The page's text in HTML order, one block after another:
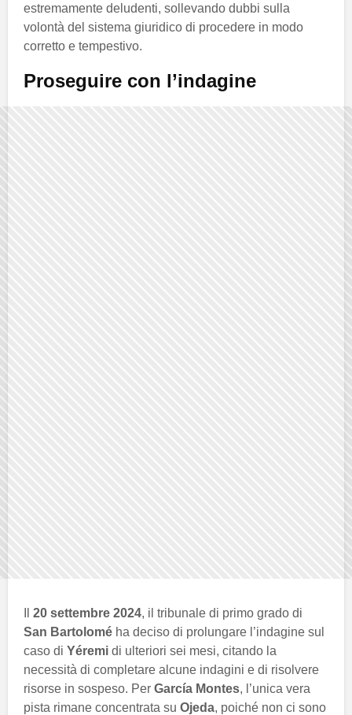
estremamente deludenti, sollevando dubbi sulla
volontà del sistema giuridico di procedere in modo
corretto e tempestivo.
Proseguire con l’indagine
20 settembre 2024, il tribunale di primo grado di
San Bartolomé ha deciso di prolungare l’indagine sul
caso di Yéremi di ulteriori sei mesi, citando la
necessità di completare alcune indagini e di risolvere
risorse in sospeso. Per García Montes, l’unica vera
pista rimane concentrata su Ojeda, poiché non ci sono